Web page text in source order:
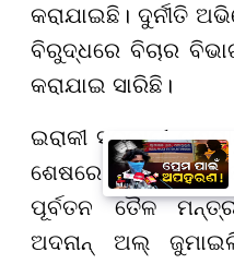
କରାଯାଇଛି। ଦୁର୍ନୀତି
ବିରୁଦ୍ଧରେ ବିଚାର
କରାଯାଇ ସାରିଛି।
ଇରାକୀ ସରକାରୀ
ଶେଷରେ ଦୁର୍ନୀତି
ପୂର୍ବତନ ତୈଳ
ଅଦନାନ୍ ଅଲ୍